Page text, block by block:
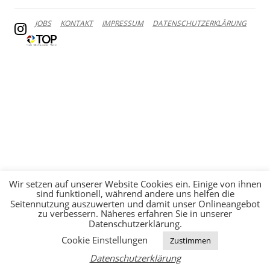
JOBS KONTAKT IMPRESSUM DATENSCHUTZERKLÄRUNG
Wir setzen auf unserer Website Cookies ein. Einige von ihnen
sind funktionell, während andere uns helfen die
Seitennutzung auszuwerten und damit unser Onlineangebot
zu verbessern. Näheres erfahren Sie in unserer
Datenschutzerklärung.
Cookie Einstellungen
Zustimmen
Datenschutzerklärung